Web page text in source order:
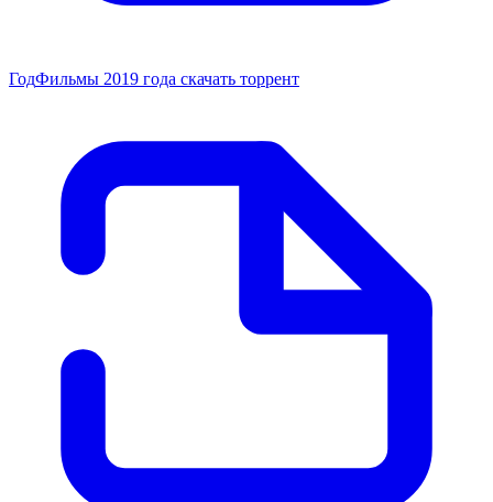
ГодФильмы 2019 года скачать торрент